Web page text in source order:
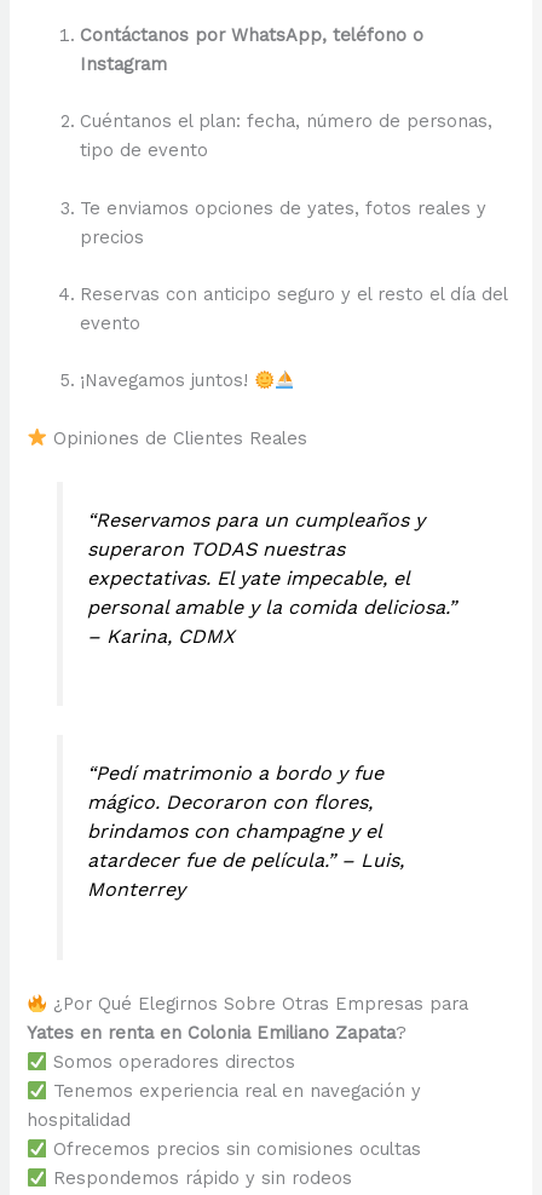
Contáctanos por WhatsApp, teléfono o
Instagram
Cuéntanos el plan: fecha, número de personas,
tipo de evento
Te enviamos opciones de yates, fotos reales y
precios
Reservas con anticipo seguro y el resto el día del
evento
¡Navegamos juntos!
Opiniones de Clientes Reales
“Reservamos para un cumpleaños y
superaron TODAS nuestras
expectativas. El yate impecable, el
personal amable y la comida deliciosa.”
– Karina, CDMX
“Pedí matrimonio a bordo y fue
mágico. Decoraron con flores,
brindamos con champagne y el
atardecer fue de película.” – Luis,
Monterrey
¿Por Qué Elegirnos Sobre Otras Empresas para
Yates en renta en Colonia Emiliano Zapata?
Somos operadores directos
Tenemos experiencia real en navegación y
hospitalidad
Ofrecemos precios sin comisiones ocultas
Respondemos rápido y sin rodeos